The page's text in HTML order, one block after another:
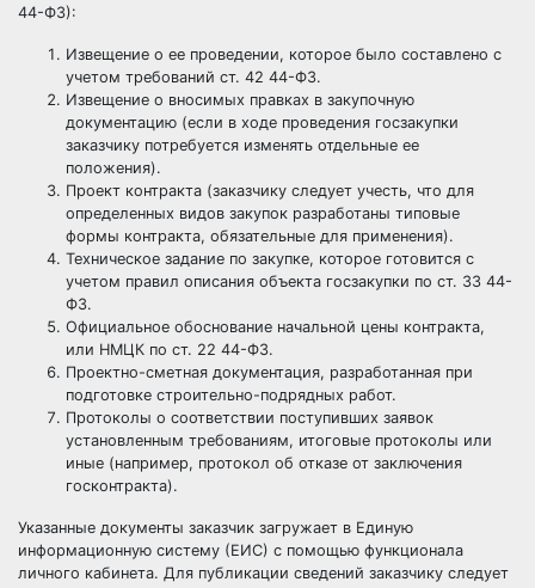
44-ФЗ):
Извещение о ее проведении, которое было составлено с
учетом требований ст. 42 44-ФЗ.
Извещение о вносимых правках в закупочную
документацию (если в ходе проведения госзакупки
заказчику потребуется изменять отдельные ее
положения).
Проект контракта (заказчику следует учесть, что для
определенных видов закупок разработаны типовые
формы контракта, обязательные для применения).
Техническое задание по закупке, которое готовится с
учетом правил описания объекта госзакупки по ст. 33 44-
ФЗ.
Официальное обоснование начальной цены контракта,
или НМЦК по ст. 22 44-ФЗ.
Проектно-сметная документация, разработанная при
подготовке строительно-подрядных работ.
Протоколы о соответствии поступивших заявок
установленным требованиям, итоговые протоколы или
иные (например, протокол об отказе от заключения
госконтракта).
Указанные документы заказчик загружает в Единую
информационную систему (ЕИС) с помощью функционала
личного кабинета. Для публикации сведений заказчику следует